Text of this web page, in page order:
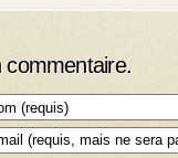
commentaire.